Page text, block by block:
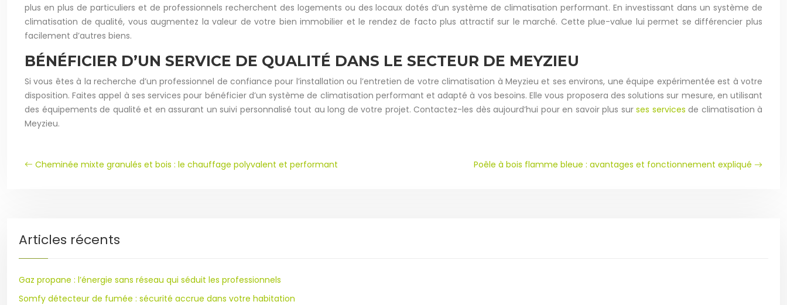
plus en plus de particuliers et de professionnels recherchent des logements ou des locaux dotés d’un système de climatisation performant. En investissant dans un système de
climatisation de qualité, vous augmentez la valeur de votre bien immobilier et le rendez de facto plus attractif sur le marché. Cette plue-value lui permet se différencier plus
facilement d’autres biens.
BÉNÉFICIER D’UN SERVICE DE QUALITÉ DANS LE SECTEUR DE MEYZIEU
Si vous êtes à la recherche d’un professionnel de confiance pour l’installation ou l’entretien de votre climatisation à Meyzieu et ses environs, une équipe expérimentée est à votre
disposition. Faites appel à ses services pour bénéficier d’un système de climatisation performant et adapté à vos besoins. Elle vous proposera des solutions sur mesure, en utilisant
des équipements de qualité et en assurant un suivi personnalisé tout au long de votre projet. Contactez-les dès aujourd’hui pour en savoir plus sur ses services de climatisation à
Meyzieu.
Cheminée mixte granulés et bois : le chauffage polyvalent et performant Poêle à bois flamme bleue : avantages et fonctionnement expliqué
Articles récents
Gaz propane : l’énergie sans réseau qui séduit les professionnels
Somfy détecteur de fumée : sécurité accrue dans votre habitation